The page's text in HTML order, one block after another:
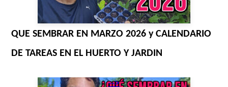
QUE SEMBRAR EN MARZO 2026 y CALENDARIO
DE TAREAS EN EL HUERTO Y JARDIN
-->